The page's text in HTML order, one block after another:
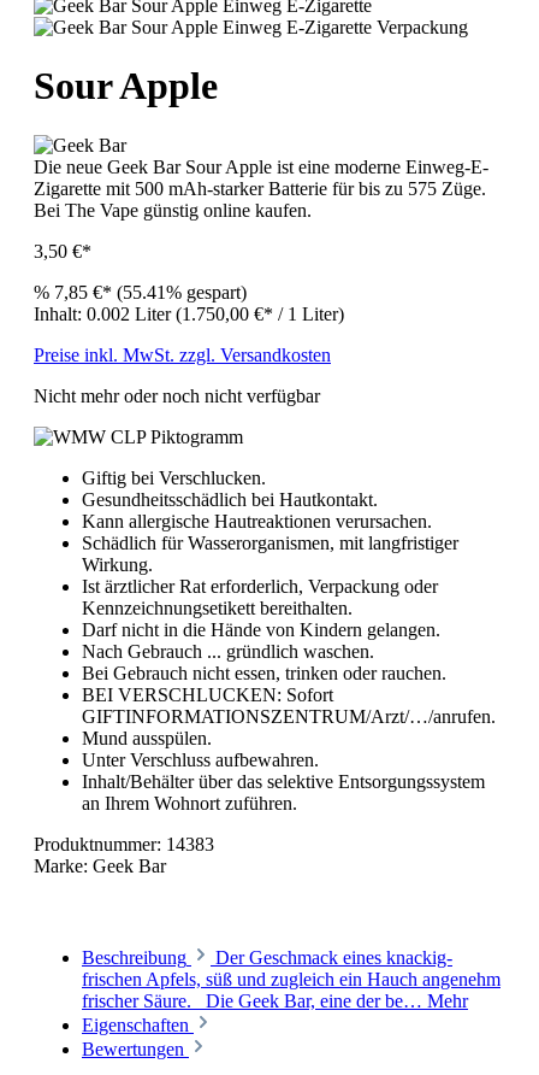
Sour Apple
Die neue Geek Bar Sour Apple ist eine moderne Einweg-E-
Zigarette mit 500 mAh-starker Batterie für bis zu 575 Züge.
Bei The Vape günstig online kaufen.
3,50 €*
% 7,85 €* (55.41% gespart)
Inhalt: 0.002 Liter(1.750,00 €* / 1 Liter)
Preise inkl. MwSt. zzgl. Versandkosten
Nicht mehr oder noch nicht verfügbar
Giftig bei Verschlucken.
Gesundheitsschädlich bei Hautkontakt.
Kann allergische Hautreaktionen verursachen.
Schädlich für Wasserorganismen, mit langfristiger
Wirkung.
Ist ärztlicher Rat erforderlich, Verpackung oder
Kennzeichnungsetikett bereithalten.
Darf nicht in die Hände von Kindern gelangen.
Nach Gebrauch ... gründlich waschen.
Bei Gebrauch nicht essen, trinken oder rauchen.
BEI VERSCHLUCKEN: Sofort
GIFTINFORMATIONSZENTRUM/Arzt/…/anrufen.
Mund ausspülen.
Unter Verschluss aufbewahren.
Inhalt/Behälter über das selektive Entsorgungssystem
an Ihrem Wohnort zuführen.
Produktnummer: 14383
Marke: Geek Bar
Beschreibung
Der Geschmack eines knackig-
frischen Apfels, süß und zugleich ein Hauch angenehm
frischer Säure. Die Geek Bar, eine der be… Mehr
Eigenschaften
Bewertungen